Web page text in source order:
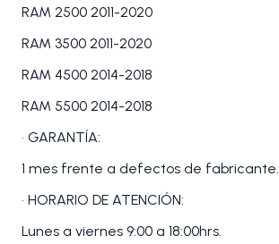
RAM 2500 2011-2020
RAM 3500 2011-2020
RAM 4500 2014-2018
RAM 5500 2014-2018
• GARANTÍA:
1 mes frente a defectos de fabricante.
• HORARIO DE ATENCIÓN:
Lunes a viernes 9:00 a 18:00hrs.